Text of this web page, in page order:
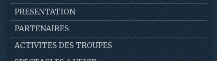
PRESENTATION
PARTENAIRES
ACTIVITES DES TROUPES